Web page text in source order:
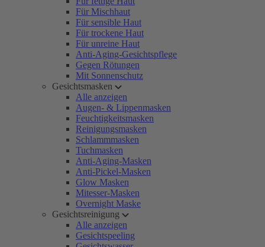
Für Mischhaut
Für sensible Haut
Für trockene Haut
Für unreine Haut
Anti-Aging-Gesichtspflege
Gegen Rötungen
Mit Sonnenschutz
Gesichtsmasken
Alle anzeigen
Augen- & Lippenmasken
Feuchtigkeitsmasken
Reinigungsmasken
Schlammmasken
Tuchmasken
Anti-Aging-Masken
Anti-Pickel-Masken
Glow Masken
Mitesser-Masken
Overnight Maske
Gesichtsreinigung
Alle anzeigen
Gesichtspeeling